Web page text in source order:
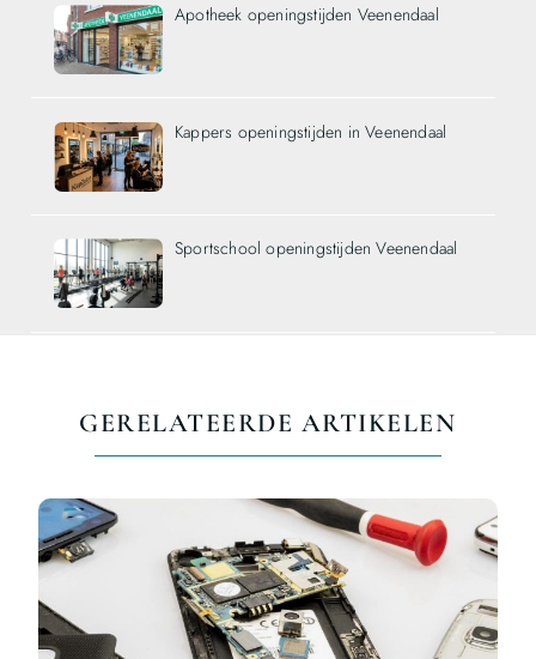
Apotheek openingstijden Veenendaal
Kappers openingstijden in Veenendaal
Sportschool openingstijden Veenendaal
GERELATEERDE ARTIKELEN